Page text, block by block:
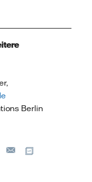
Berlin
Xing
E-